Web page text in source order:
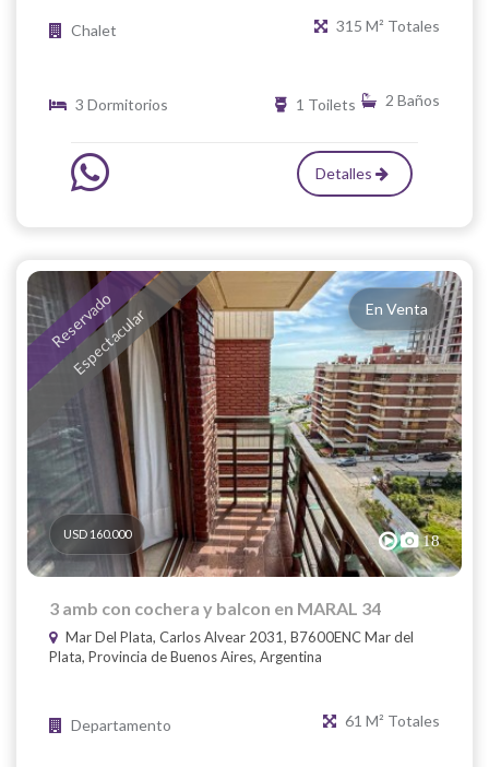
Chalet 315 M² Totales
3 Dormitorios 2 Baños
1 Toilets
Detalles
Reservado
Espectacular En Venta
USD 160.000 18
3 amb con cochera y balcon en MARAL 34
Mar Del Plata, Carlos Alvear 2031, B7600ENC Mar del
Plata, Provincia de Buenos Aires, Argentina
Departamento 61 M² Totales